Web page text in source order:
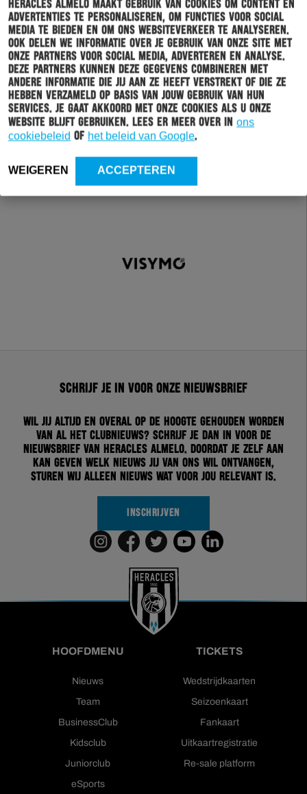
Heracles Almelo maakt gebruik van cookies om content en
advertenties te personaliseren, om functies voor social
media te bieden en om ons websiteverkeer te analyseren.
Ook delen we informatie over je gebruik van onze site met
onze partners voor social media, adverteren en analyse.
Deze partners kunnen deze gegevens combineren met
andere informatie die jij aan ze heeft verstrekt of die ze
hebben verzameld op basis van jouw gebruik van hun
services. Je gaat akkoord met onze cookies als u onze
website blijft gebruiken. Lees er meer over in ons
cookiebeleid of het beleid van Google.
WEIGEREN ACCEPTEREN
Schrijf je in voor onze nieuwsbrief
Wil jij altijd en overal op de hoogte gehouden worden
van al het clubnieuws? Schrijf je dan in voor de
nieuwsbrief van Heracles Almelo. Doordat je zelf aan
kan geven welk nieuws jij van ons wil ontvangen,
sturen wij alleen nieuws wat voor jou relevant is.
INSCHRIJVEN
HOOFDMENU
Nieuws
Team
BusinessClub
Kidsclub
Juniorclub
eSports
TICKETS
Wedstrijdkaarten
Seizoenkaart
Fankaart
Uitkaartregistratie
Re-sale platform